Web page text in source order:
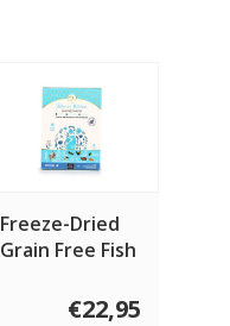
Freeze-Dried
Grain Free Fish
€22,95